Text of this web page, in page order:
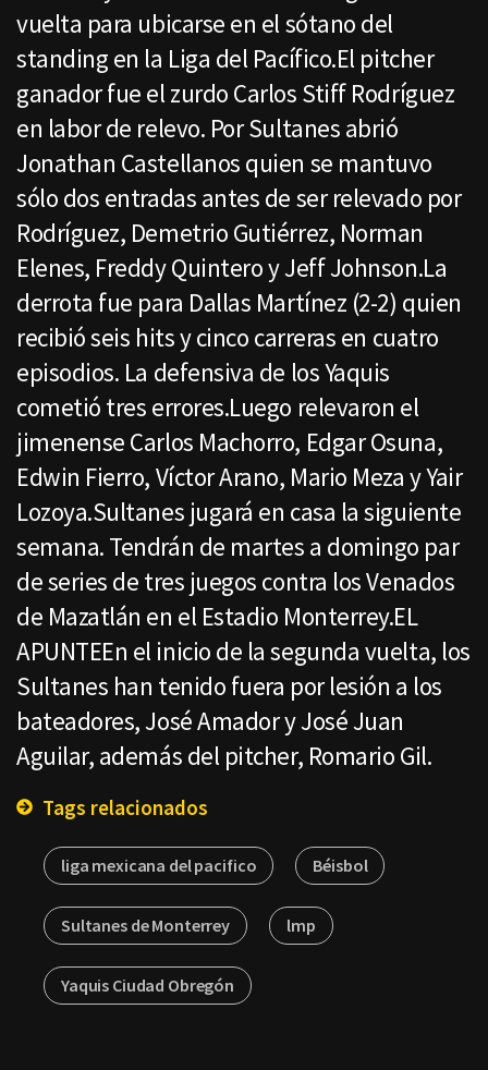
vuelta para ubicarse en el sótano del
standing en la Liga del Pacífico.El pitcher
ganador fue el zurdo Carlos Stiff Rodríguez
en labor de relevo. Por Sultanes abrió
Jonathan Castellanos quien se mantuvo
sólo dos entradas antes de ser relevado por
Rodríguez, Demetrio Gutiérrez, Norman
Elenes, Freddy Quintero y Jeff Johnson.La
derrota fue para Dallas Martínez (2-2) quien
recibió seis hits y cinco carreras en cuatro
episodios. La defensiva de los Yaquis
cometió tres errores.Luego relevaron el
jimenense Carlos Machorro, Edgar Osuna,
Edwin Fierro, Víctor Arano, Mario Meza y Yair
Lozoya.Sultanes jugará en casa la siguiente
semana. Tendrán de martes a domingo par
de series de tres juegos contra los Venados
de Mazatlán en el Estadio Monterrey.EL
APUNTEEn el inicio de la segunda vuelta, los
Sultanes han tenido fuera por lesión a los
bateadores, José Amador y José Juan
Aguilar, además del pitcher, Romario Gil.
Tags relacionados
liga mexicana del pacifico Béisbol
Sultanes de Monterrey lmp
Yaquis Ciudad Obregón